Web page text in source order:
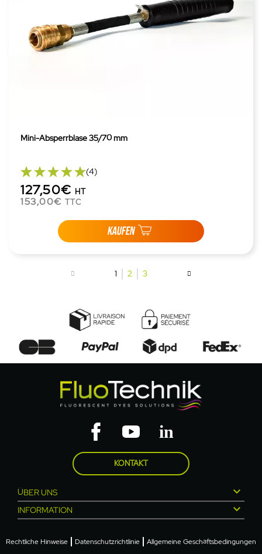
Mini-Absperrblase 35/70 mm
(4)
127,50€ HT
153,00€ TTC
KAUFEN
1 2 3
KONTAKT
ÜBER UNS 
INFORMATION 
Rechtliche Hinweise Datenschutzrichtlinie Allgemeine Geschäftsbedingungen